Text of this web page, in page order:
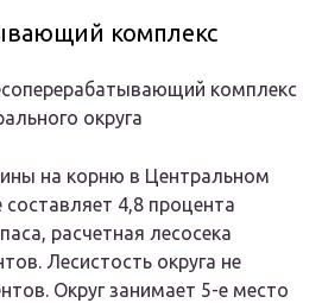
комплекс
комплекс
округа
на корню в Центральном
4,8 процента
расчетная лесосека
Лесистость округа не
Округ занимает 5-е место